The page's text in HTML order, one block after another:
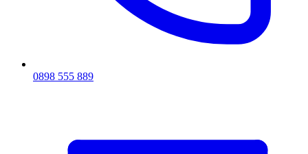
0898 555 889